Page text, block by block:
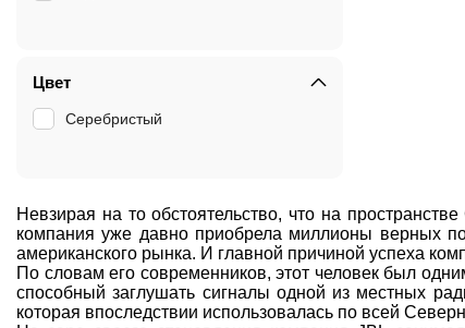
Цвет
Серебристый
Невзирая на то обстоятельство, что на
компания уже давно приобрела миллионы верных
американского рынка. И главной причиной успеха
По словам его современников, этот человек был
способный заглушать сигналы одной из местных
которая впоследствии использовалась по всей